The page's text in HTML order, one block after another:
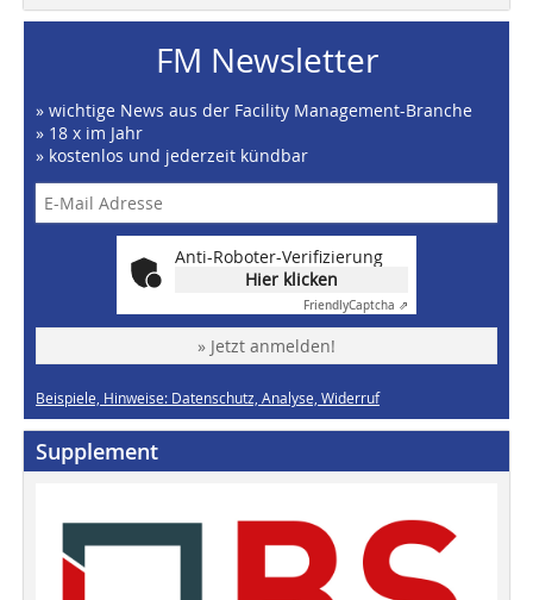
FM Newsletter
» wichtige News aus der Facility Management-Branche
» 18 x im Jahr
» kostenlos und jederzeit kündbar
Anti-Roboter-Verifizierung
Hier klicken
FriendlyCaptcha ⇗
» Jetzt anmelden!
Beispiele, Hinweise: Datenschutz, Analyse, Widerruf
Supplement